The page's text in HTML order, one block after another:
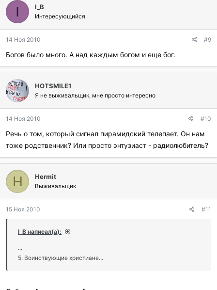
I I_B
Интересующийся
14 Ноя 2010 #9
Богов было много. А над каждым богом и еще бог.
HOTSMILE1
Я не выживальщик, мне просто интересно
14 Ноя 2010 #10
Речь о том, который сигнал пирамидский телепает. Он нам
тоже родственник? Или просто энтузиаст - радиолюбитель?
H Hermit
Выживальщик
15 Ноя 2010 #11
I_B написал(а):
...
5. Воинствующие христиане...